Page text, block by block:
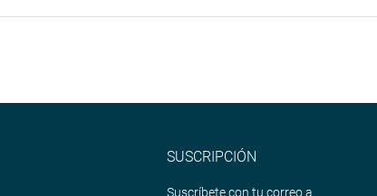
SUSCRIPCIÓN
Suscríbete con tu correo a